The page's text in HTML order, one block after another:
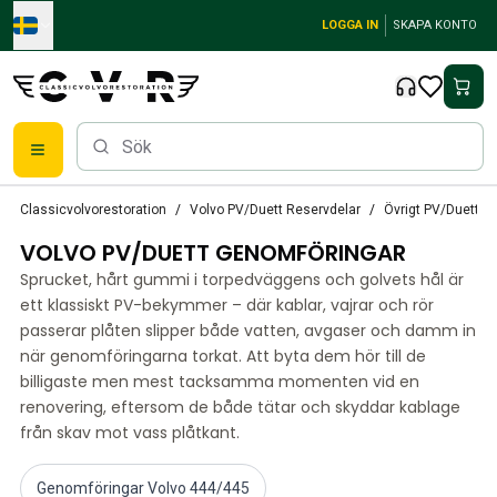
Skip to main content
LOGGA IN SKAPA KONTO
Tändsystem
Bränslefilter
Fälgar
Volvo PV/Duett Reservdelar
PV/Duett Bromssystem
PV/Duett Bränsle/avgassystem
PV/Duett Elsystem
PV/Duett Framvagn
PV/Duett Inredning
PV/Duett Karosseri
Classicvolvorestoration Volvo PV/Duett Reservdelar Övrigt PV/Duett
VOLVO PV/DUETT GENOMFÖRINGAR
Sprucket, hårt gummi i torpedväggens och golvets hål är
ett klassiskt PV-bekymmer – där kablar, vajrar och rör
passerar plåten slipper både vatten, avgaser och damm in
när genomföringarna torkat. Att byta dem hör till de
billigaste men mest tacksamma momenten vid en
renovering, eftersom de både tätar och skyddar kablage
från skav mot vass plåtkant.
Genomföringar Volvo 444/445